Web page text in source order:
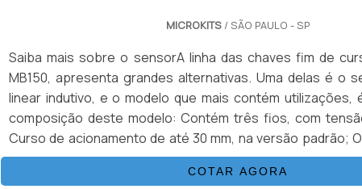
MICROKITS/ SÃO PAULO - SP
Saiba mais sobre o sensorA linha das chaves fim de
MB150, apresenta grandes alternativas. Uma delas é o
linear indutivo, e o modelo que mais contém utilizações,
composição deste modelo: Contém três fios, com
Curso de acionamento de até 30 mm, na versão padrão;
mm na versão maior MB158L.Diferencial do equipamentoO
encontra-se nos modelos MB155 e MB155L. Estes são uma
COTAR AGORA